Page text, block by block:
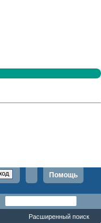
Помощь
Расширенный поиск